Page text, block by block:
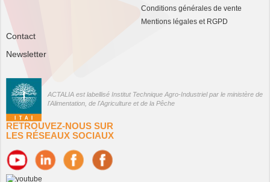
Conditions générales de vente
Mentions légales et RGPD
Contact
Newsletter
ACTALIA est labellisé Institut Technique Agro-Industriel par le ministère de
l'Alimentation, de l'Agriculture et de la Pêche
RETROUVEZ-NOUS SUR
LES RÉSEAUX SOCIAUX